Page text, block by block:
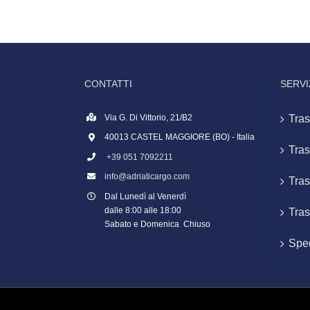
CONTATTI
Via G. Di Vittorio, 21/B2
40013 CASTEL MAGGIORE (BO) - Italia
+39 051 7092211
info@adriaticargo.com
Dal Lunedì al Venerdì
dalle 8:00 alle 18:00
Sabato e Domenica Chiuso